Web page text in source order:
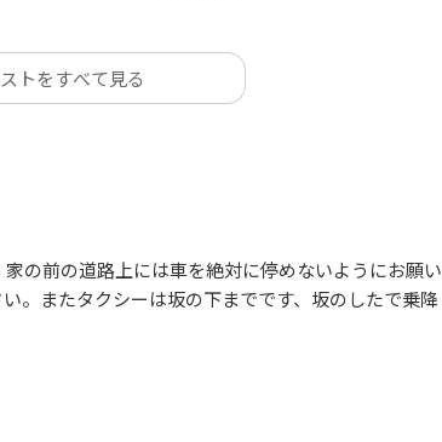
トをすべて見る
の前の道路上には車を絶対に停めないようにお願い
。またタクシーは坂の下までです、坂のしたで乗降